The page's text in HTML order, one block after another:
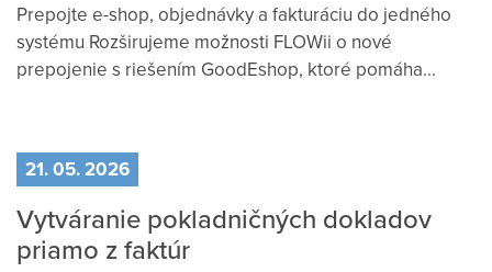
Prepojte e-shop, objednávky a fakturáciu do jedného
systému Rozširujeme možnosti FLOWii o nové
prepojenie s riešením GoodEshop, ktoré pomáha...
21. 05. 2026
Vytváranie pokladničných dokladov
priamo z faktúr